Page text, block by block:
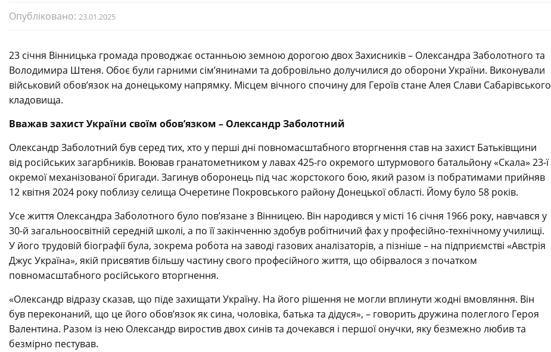
Опубліковано: 23.01.2025
23 січня Вінницька громада проводжає останньою земною дорогою двох Захисників – Олександра Заболотного та
Володимира Штеня. Обоє були гарними сім’янинами та добровільно долучилися до оборони України. Виконували
військовий обов’язок на донецькому напрямку. Місцем вічного спочину для Героїв стане Алея Слави Сабарівського
кладовища.
Вважав захист України своїм обов’язком – Олександр Заболотний
Олександр Заболотний був серед тих, хто у перші дні повномасштабного вторгнення став на захист Батьківщини
від російських загарбників. Воював гранатометником у лавах 425-го окремого штурмового батальйону «Скала» 23-ї
окремої механізованої бригади. Загинув оборонець під час жорстокого бою, який разом із побратимами прийняв
12 квітня 2024 року поблизу селища Очеретине Покровського району Донецької області. Йому було 58 років.
Усе життя Олександра Заболотного було пов’язане з Вінницею. Він народився у місті 16 січня 1966 року, навчався у
30-й загальноосвітній середній школі, а по її закінченню здобув робітничий фах у професійно-технічному училищі.
У його трудовій біографії була, зокрема робота на заводі газових аналізаторів, а пізніше – на підприємстві «Австрія
Джус Україна», якій присвятив більшу частину свого професійного життя, що обірвалося з початком
повномасштабного російського вторгнення.
«Олександр відразу сказав, що піде захищати Україну. На його рішення не могли вплинути жодні вмовляння. Він
був переконаний, що це його обов’язок як сина, чоловіка, батька та дідуся», – говорить дружина полеглого Героя
Валентина. Разом із нею Олександр виростив двох синів та дочекався і першої онучки, яку безмежно любив та
безмірно пестував.